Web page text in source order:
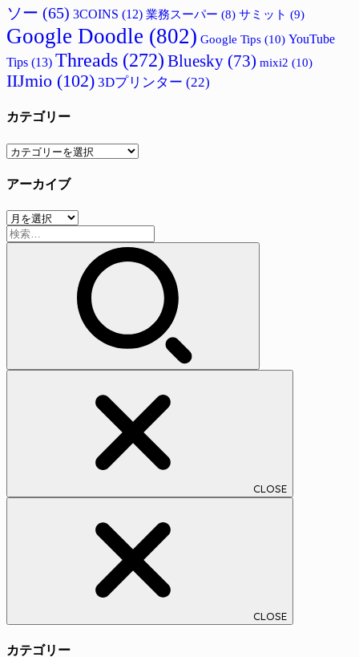
ソー (65) 3COINS (12) 業務スーパー (8) サミット (9)
Google Doodle (802) Google Tips (10) YouTube
Tips (13) Threads (272) Bluesky (73) mixi2 (10)
IIJmio (102) 3Dプリンター (22)
カテゴリー
カ
ゴ
ー
アーカイブ
ア
ー
検
索:
CLOSE
CLOSE
カテゴリー